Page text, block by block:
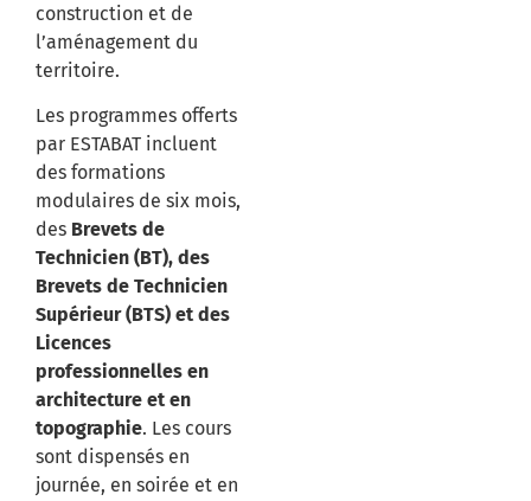
construction et de
l’aménagement du
territoire.
Les programmes offerts
par ESTABAT incluent
des formations
modulaires de six mois,
des Brevets de
Technicien (BT), des
Brevets de Technicien
Supérieur (BTS) et des
Licences
professionnelles en
architecture et en
topographie. Les cours
sont dispensés en
journée, en soirée et en